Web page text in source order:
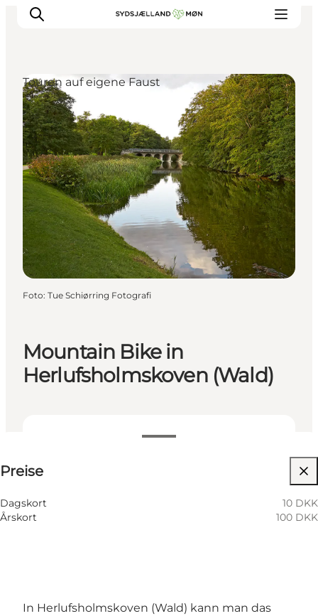
Erleben
Städte und Orte
Events
Essen
Unterkunft
Reise planen
Mountain Bike in
Herlufsholmskoven (Wald)
Preise
Dagskort
10 DKK
Årskort
100 DKK
Touren auf eigene Faust
Foto: Tue Schiørring Fotografi
In Herlufsholmskoven (Wald) kann man das